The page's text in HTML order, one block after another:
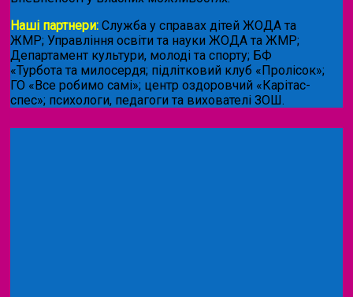
Наші партнери: Служба у справах дітей ЖОДА та
ЖМР; Управління освіти та науки ЖОДА та ЖМР;
Департамент культури, молоді та спорту; БФ
«Турбота та милосердя; підлітковий клуб «Пролісок»;
ГО «Все робимо самі»; центр оздоровчий «Карітас-
спес»; психологи, педагоги та вихователі ЗОШ.